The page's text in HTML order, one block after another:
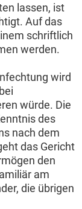
lassen, ist
Auf das
schriftlich
werden.
wird
würde. Die
des
nach dem
das Gericht
den
am
die übrigen